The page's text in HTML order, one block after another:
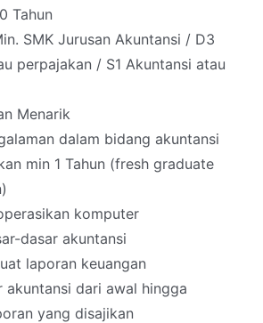
Tahun
SMK Jurusan Akuntansi / D3
perpajakan / S1 Akuntansi atau
Menarik
dalam bidang akuntansi
min 1 Tahun (fresh graduate
komputer
dasar akuntansi
laporan keuangan
akuntansi dari awal hingga
yang disajikan